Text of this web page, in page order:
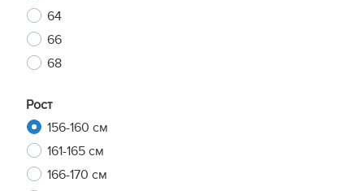
64
66
68
Рост
156-160 см
161-165 см
166-170 см